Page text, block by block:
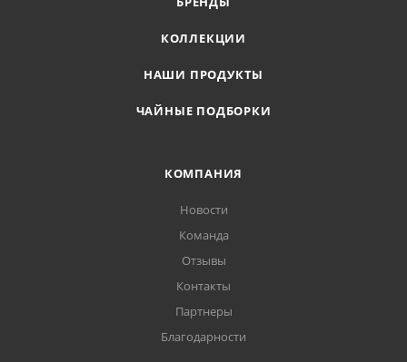
КОЛЛЕКЦИИ
НАШИ ПРОДУКТЫ
ЧАЙНЫЕ ПОДБОРКИ
КОМПАНИЯ
Новости
Команда
Отзывы
Контакты
Партнеры
Благодарности